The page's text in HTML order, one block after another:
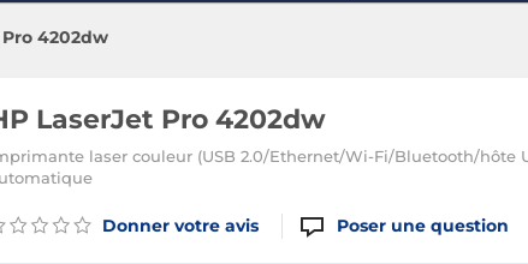
4202dw
LaserJet Pro 4202dw
laser couleur (USB 2.0/Ethernet/Wi-Fi/Bluetooth/hôte
Donner votre avis Poser une question